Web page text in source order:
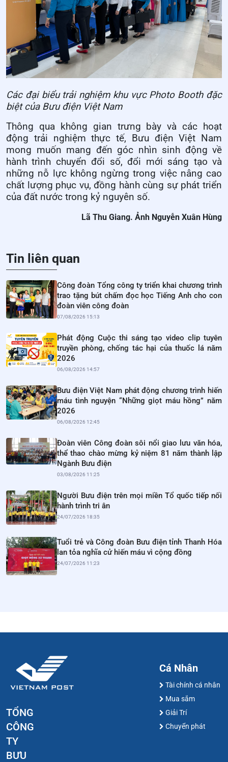
Các đại biểu trải nghiệm khu vực Photo Booth đặc
biệt của Bưu điện Việt Nam
Thông qua không gian trưng bày và các hoạt
động trải nghiệm thực tế, Bưu điện Việt Nam
mong muốn mang đến góc nhìn sinh động về
hành trình chuyển đổi số, đổi mới sáng tạo và
những nỗ lực không ngừng trong việc nâng cao
chất lượng phục vụ, đồng hành cùng sự phát triển
của đất nước trong kỷ nguyên số.
Lã Thu Giang. Ảnh Nguyễn Xuân Hùng
Tin liên quan
Công đoàn Tổng công ty triển khai chương trình
trao tặng bút chấm đọc học Tiếng Anh cho con
đoàn viên công đoàn
07/08/2026 15:13
Phát động Cuộc thi sáng tạo video clip tuyên
truyền phòng, chống tác hại của thuốc lá năm
2026
06/08/2026 14:57
Bưu điện Việt Nam phát động chương trình hiến
máu tình nguyện “Những giọt máu hồng” năm
2026
06/08/2026 12:45
Đoàn viên Công đoàn sôi nổi giao lưu văn hóa,
thể thao chào mừng kỷ niệm 81 năm thành lập
Ngành Bưu điện
03/08/2026 11:25
Người Bưu điện trên mọi miền Tổ quốc tiếp nối
hành trình tri ân
24/07/2026 18:35
Tuổi trẻ và Công đoàn Bưu điện tỉnh Thanh Hóa
lan tỏa nghĩa cử hiến máu vì cộng đồng
24/07/2026 11:23
TỔNG
CÔNG
TY
BƯU
Cá Nhân
Tài chính cá nhân
Mua sắm
Giải Trí
Chuyển phát